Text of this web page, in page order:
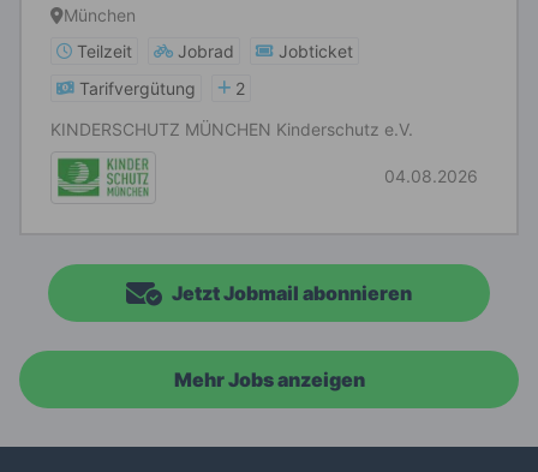
München
Teilzeit
Jobrad
Jobticket
Tarifvergütung
2
KINDERSCHUTZ MÜNCHEN Kinderschutz e.V.
04.08.2026
Jetzt Jobmail abonnieren
Mehr Jobs anzeigen